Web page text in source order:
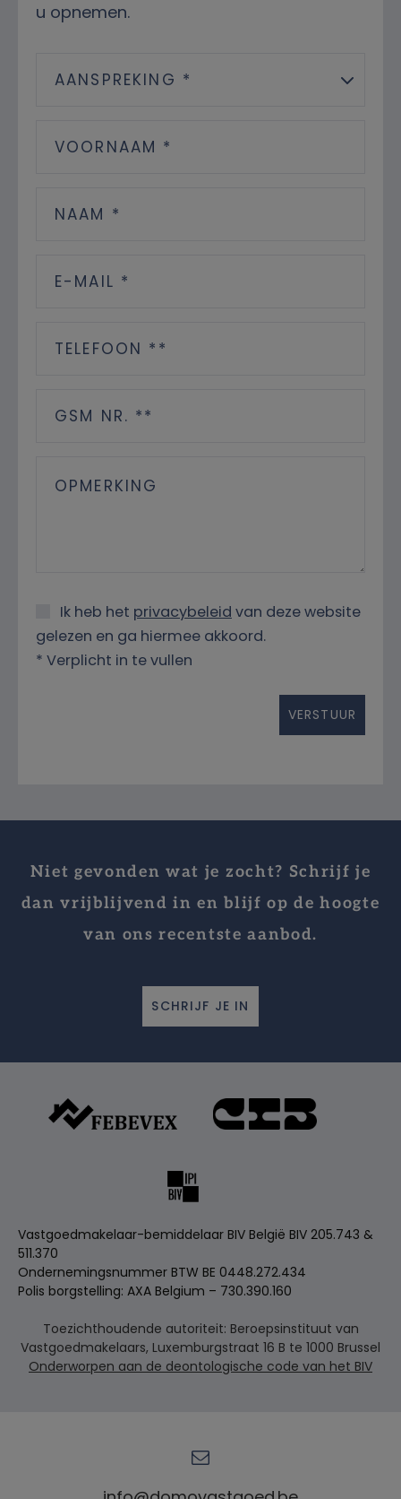
u opnemen.
AANSPREKING *
Ik heb het privacybeleid van deze website
gelezen en ga hiermee akkoord.
* Verplicht in te vullen
Niet gevonden wat je zocht? Schrijf je
dan vrijblijvend in en blijf op de hoogte
van ons recentste aanbod.
SCHRIJF JE IN
Vastgoedmakelaar-bemiddelaar BIV België BIV 205.743 &
511.370
Ondernemingsnummer BTW BE 0448.272.434
Polis borgstelling: AXA Belgium – 730.390.160
Toezichthoudende autoriteit: Beroepsinstituut van
Vastgoedmakelaars, Luxemburgstraat 16 B te 1000 Brussel
Onderworpen aan de deontologische code van het BIV